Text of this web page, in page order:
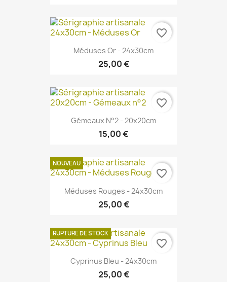
Méduses Or - 24x30cm
25,00 €
favorite_border
Gémeaux N°2 - 20x20cm
15,00 €
favorite_border
Méduses Rouges - 24x30cm
25,00 €
NOUVEAU
favorite_border
Cyprinus Bleu - 24x30cm
25,00 €
RUPTURE DE STOCK
favorite_border